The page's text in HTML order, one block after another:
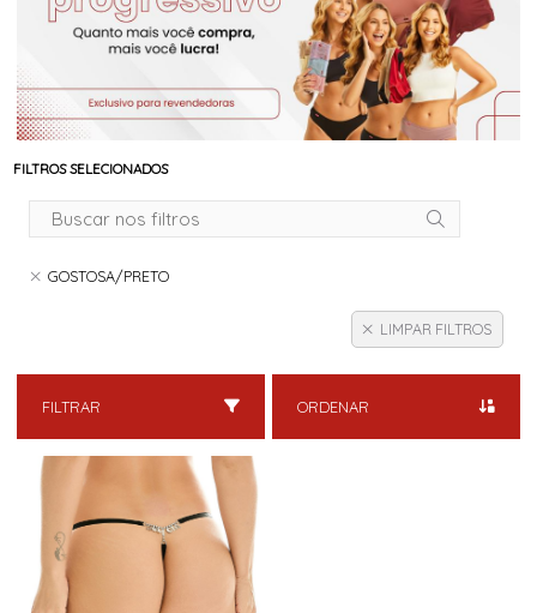
FILTROS SELECIONADOS
GOSTOSA/PRETO
LIMPAR FILTROS
FILTRAR ORDENAR